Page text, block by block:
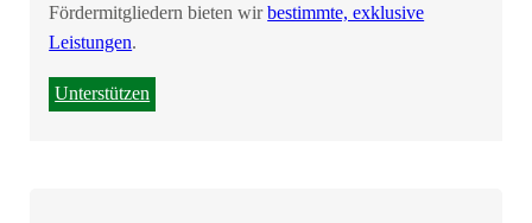
Fördermitgliedern bieten wirbestimmte, exklusive
Leistungen.
Unterstützen